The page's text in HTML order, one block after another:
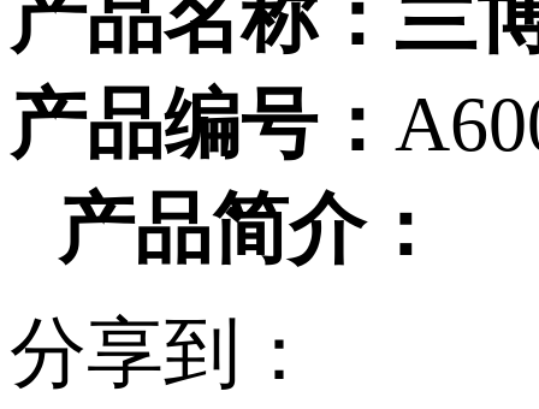
产品名称：
产品编号：
产品简介：
分享到：